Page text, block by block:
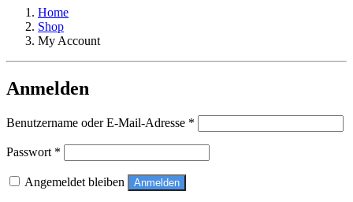
Home
Shop
My Account
Anmelden
Benutzername oder E-Mail-Adresse *
Passwort *
Angemeldet bleiben Anmelden